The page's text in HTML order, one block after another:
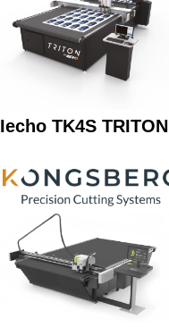
Iecho TK4S TRITON